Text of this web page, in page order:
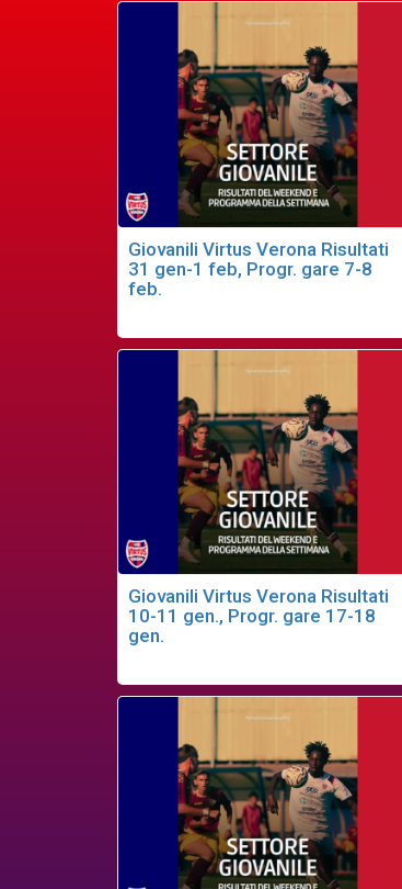
Giovanili Virtus Verona Risultati
31 gen-1 feb, Progr. gare 7-8
feb.
Giovanili Virtus Verona Risultati
10-11 gen., Progr. gare 17-18
gen.